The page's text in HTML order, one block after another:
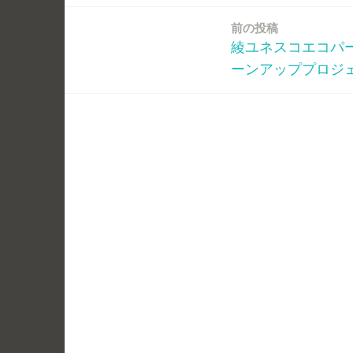
前の投稿
綾ユネスコエコパ
ーンアッププロジ